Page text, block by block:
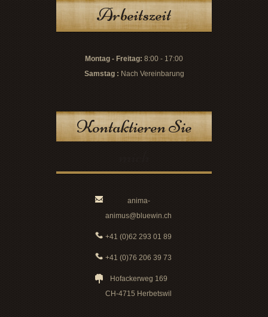
Arbeitszeit
Montag - Freitag: 8:00 - 17:00
Samstag : Nach Vereinbarung
Kontaktieren Sie
anima-
animus@bluewin.ch
+41 (0)62 293 01 89
+41 (0)76 206 39 73
Hofackerweg 169
CH-4715 Herbetswil